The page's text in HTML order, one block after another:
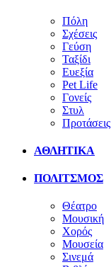
Πόλη
Σχέσεις
Γεύση
Ταξίδι
Ευεξία
Pet Life
Γονείς
Στυλ
Προτάσεις
ΑΘΛΗΤΙΚΑ
ΠΟΛΙΤΣΜΟΣ
Θέατρο
Μουσική
Χορός
Μουσεία
Σινεμά